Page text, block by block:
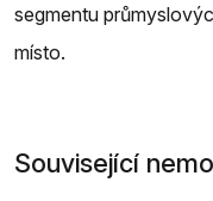
segmentu
místo.
Související